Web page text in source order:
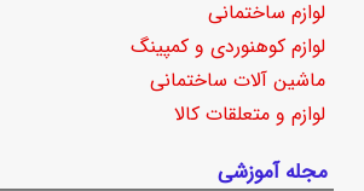
لوازم ساختمانی
لوازم کوهنوردی و کمپینگ
ماشین آلات ساختمانی
لوازم و متعلقات کالا
مجله آموزشی